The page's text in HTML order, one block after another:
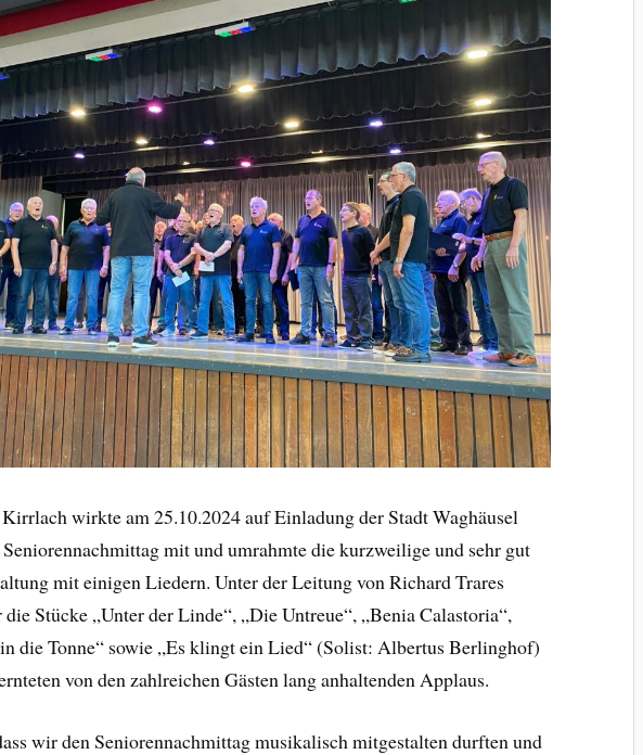
wirkte am 25.10.2024 auf Einladung der Stadt Waghäusel
mit und umrahmte die kurzweilige und sehr gut
mit einigen Liedern. Unter der Leitung von Richard Trares
die Stücke „Unter der Linde“, „Die Untreue“, „Benia Calastoria“,
die Tonne“ sowie „Es klingt ein Lied“ (Solist: Albertus Berlinghof)
von den zahlreichen Gästen lang anhaltenden Applaus.
wir den Seniorennachmittag musikalisch mitgestalten durften und